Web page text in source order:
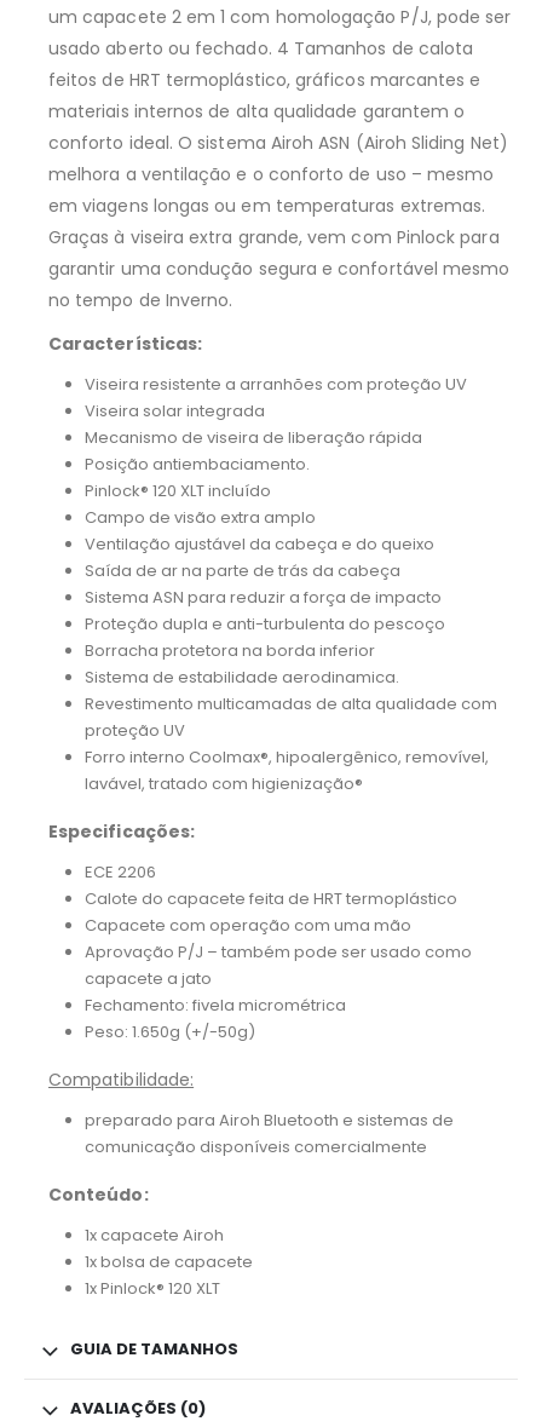
um capacete 2 em 1 com homologação P/J, pode ser
usado aberto ou fechado. 4 Tamanhos de calota
feitos de HRT termoplástico, gráficos marcantes e
materiais internos de alta qualidade garantem o
conforto ideal. O sistema Airoh ASN (Airoh Sliding Net)
melhora a ventilação e o conforto de uso – mesmo
em viagens longas ou em temperaturas extremas.
Graças à viseira extra grande, vem com Pinlock para
garantir uma condução segura e confortável mesmo
no tempo de Inverno.
Características:
Viseira resistente a arranhões com proteção UV
Viseira solar integrada
Mecanismo de viseira de liberação rápida
Posição antiembaciamento.
Pinlock® 120 XLT incluído
Campo de visão extra amplo
Ventilação ajustável da cabeça e do queixo
Saída de ar na parte de trás da cabeça
Sistema ASN para reduzir a força de impacto
Proteção dupla e anti-turbulenta do pescoço
Borracha protetora na borda inferior
Sistema de estabilidade aerodinamica.
Revestimento multicamadas de alta qualidade com
proteção UV
Forro interno Coolmax®, hipoalergênico, removível,
lavável, tratado com higienização®
Especificações:
ECE 2206
Calote do capacete feita de HRT termoplástico
Capacete com operação com uma mão
Aprovação P/J – também pode ser usado como
capacete a jato
Fechamento: fivela micrométrica
Peso: 1.650g (+/-50g)
Compatibilidade:
preparado para Airoh Bluetooth e sistemas de
comunicação disponíveis comercialmente
Conteúdo:
1x capacete Airoh
1x bolsa de capacete
1x Pinlock® 120 XLT
GUIA DE TAMANHOS
AVALIAÇÕES (0)